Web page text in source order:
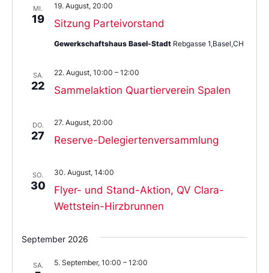
MI.
19 Sitzung Parteivorstand
19. August, 20:00
Gewerkschaftshaus Basel-Stadt Rebgasse 1,Basel,CH
SA.
22 Sammelaktion Quartierverein Spalen
22. August, 10:00 – 12:00
DO.
27 Reserve-Delegiertenversammlung
27. August, 20:00
SO.
30
Flyer- und Stand-Aktion, QV Clara-
Wettstein-Hirzbrunnen
30. August, 14:00
September 2026
SA. 5. September, 10:00 – 12:00